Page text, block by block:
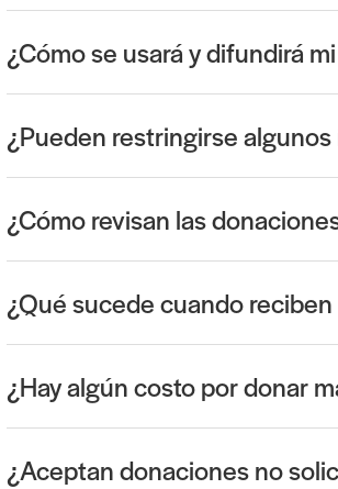
¿Cómo se usará y difundirá
¿Pueden restringirse algunos
¿Cómo revisan las
¿Qué sucede cuando
¿Hay algún costo por donar
¿Aceptan donaciones no